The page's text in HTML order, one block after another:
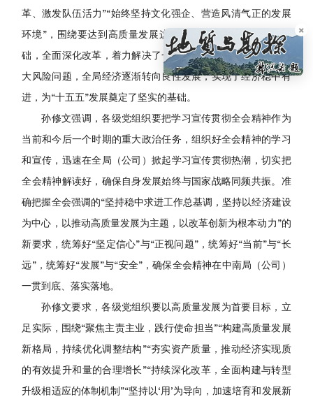
革、激发队伍活力”“始终坚持文化强企、营造风清气正的发展
环境”，围绕要达到高质量发展这一目标，筑牢根基，夯实基
础，全面深化改革，着力解决了一批久拖未决、影响全局的重
大风险问题，全局经济逐渐转向良性发展，实现了经济稳中有
进，为“十五五”发展奠定了坚实的基础。
孙修文强调，各级党组织要把学习宣传贯彻全会精神作为
当前和今后一个时期的重大政治任务，组织好全会精神的学习
和宣传，迅速在全局（公司）掀起学习宣传贯彻热潮，切实把
全会精神解读好，确保自身发展始终与国家战略同频共振。准
确把握全会强调的“坚持稳中求进工作总基调，坚持以经济建设
为中心，以推动高质量发展为主题，以改革创新为根本动力”的
新要求，统筹好“坚定信心”与“正视问题”，统筹好“当前”与“长
远”，统筹好“发展”与“安全”，确保全会精神在中南局（公司）
一贯到底、落实落地。
孙修文要求，各级党组织要以高质量发展为首要目标，立
足实际，围绕“聚焦主责主业，践行使命担当”“构建高质量发展
新格局，持续优化调整结构”“夯实资产质量，推动经济实现质
的有效提升和量的合理增长”“持续深化改革，全面构建与转型
升级相适应的体制机制”“坚持以‘用’为导向，加速培育和发展新
×